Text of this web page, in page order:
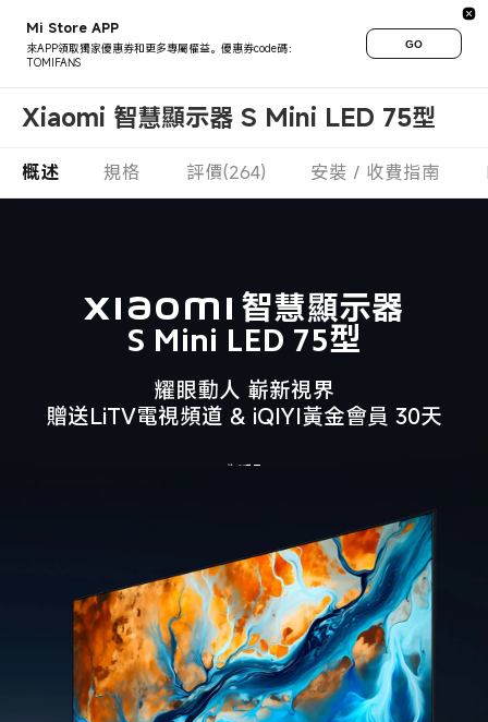
Mi Store APP
來APP領取獨家優惠券和更多專屬權益。優惠券code碼：
TOMIFANS
GO
Xiaomi 智慧顯示器 S Mini LED 75型
概述 規格 評價(264) 安裝 / 收費指南
Xiaomi 智慧顯示器
S Mini LED 75型
耀眼動人 嶄新視界
NT$ 23,499 NT$ 29,995